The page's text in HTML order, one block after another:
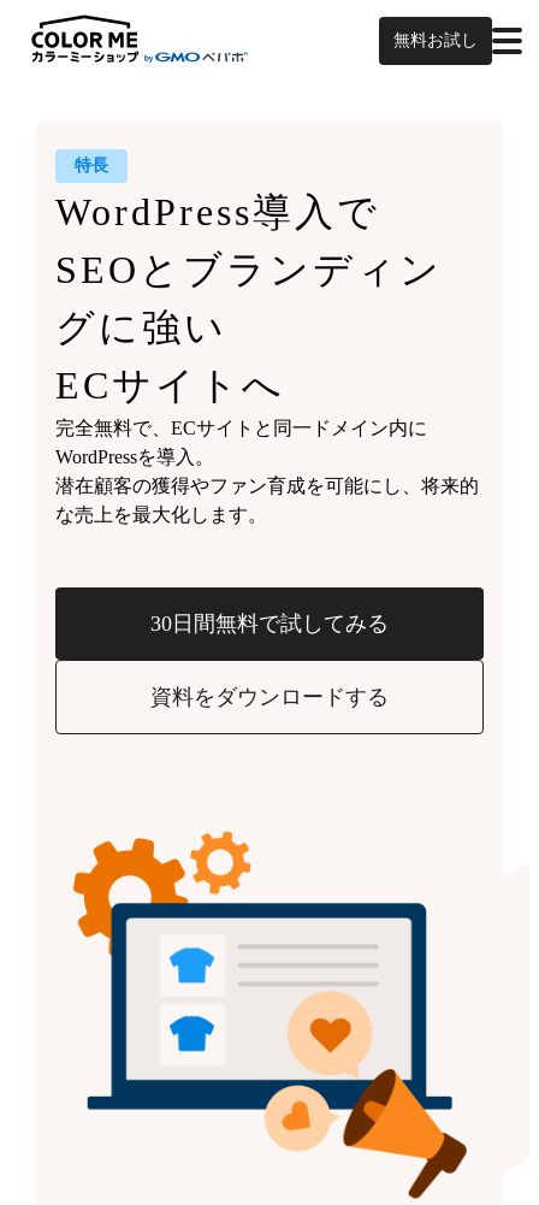
無料お試し
特長
WordPress導入で
SEOと ブランディン
グに強い
ECサイトへ
完全無料で、ECサイトと同一ドメイン内に
WordPressを導入。
潜在顧客の獲得やファン育成を可能にし、将来的
な売上を最大化します。
30日間無料で試してみる
資料をダウンロードする